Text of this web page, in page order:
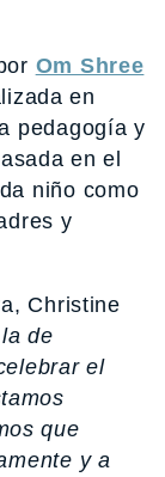
Om Shree
en
pedagogía y
en el
niño como
y
Christine
de
el
que
y a